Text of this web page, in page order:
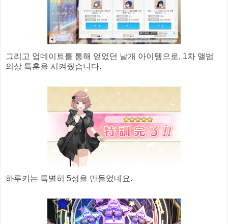
그리고 업데이트를 통해 얻었던 날개 아이템으로, 1차 앨범
의상 특훈을 시켜줬습니다.
하루키는 특별히 5성을 만들었네요.